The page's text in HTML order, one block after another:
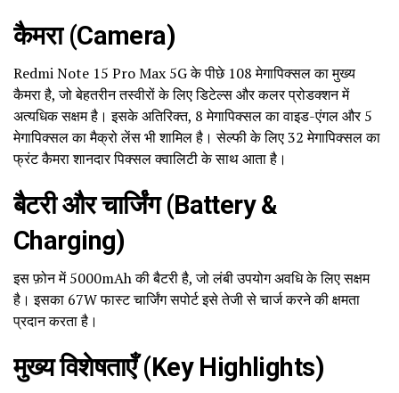
कैमरा (Camera)
Redmi Note 15 Pro Max 5G के पीछे 108 मेगापिक्सल का मुख्य
कैमरा है, जो बेहतरीन तस्वीरों के लिए डिटेल्स और कलर प्रोडक्शन में
अत्यधिक सक्षम है। इसके अतिरिक्त, 8 मेगापिक्सल का वाइड-एंगल और 5
मेगापिक्सल का मैक्रो लेंस भी शामिल है। सेल्फी के लिए 32 मेगापिक्सल का
फ्रंट कैमरा शानदार पिक्सल क्वालिटी के साथ आता है।
बैटरी और चार्जिंग (Battery &
Charging)
इस फ़ोन में 5000mAh की बैटरी है, जो लंबी उपयोग अवधि के लिए सक्षम
है। इसका 67W फास्ट चार्जिंग सपोर्ट इसे तेजी से चार्ज करने की क्षमता
प्रदान करता है।
मुख्य विशेषताएँ (Key Highlights)